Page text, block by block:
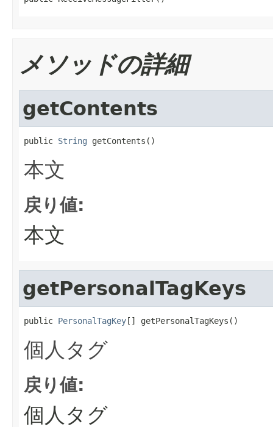
メソッドの詳細
getContents
public String getContents()
本文
戻り値:
本文
getPersonalTagKeys
public PersonalTagKey[] getPersonalTagKeys()
個人タグ
戻り値:
個人タグ